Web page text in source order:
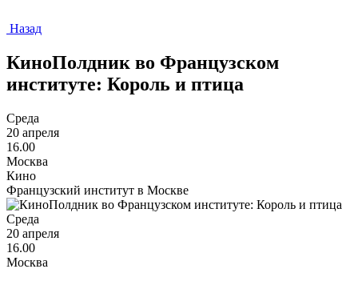
Назад
КиноПолдник во Французском
институте: Король и птица
Среда
20 апреля
16.00
Москва
Кино
Французский институт в Москве
Среда
20 апреля
16.00
Москва